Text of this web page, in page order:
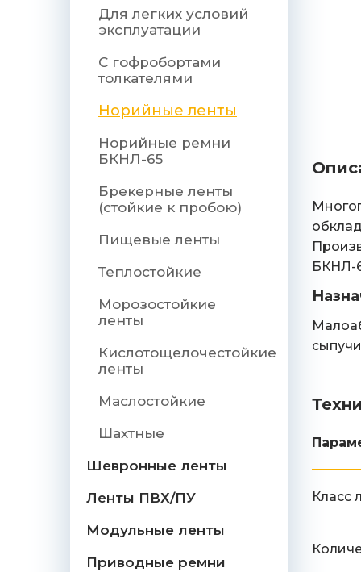
Для легких условий
эксплуатации
С гофробортами
толкателями
Норийные ленты
Норийные ремни
БКНЛ-65
Брекерные ленты
(стойкие к пробою)
Пищевые ленты
Теплостойкие
Морозостойкие
ленты
Кислотощелочестойкие
ленты
Маслостойкие
Шахтные
Шевронные ленты
Ленты ПВХ/ПУ
Модульные ленты
Приводные ремни
БКНЛ-
Класс